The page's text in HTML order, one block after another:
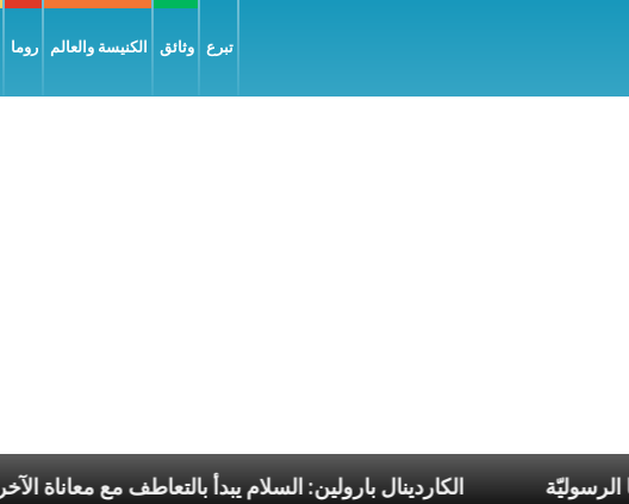
روما الكنيسة والعالم وثائق تبرع
الكاردينال بارولين: السلام يبدأ بالتعاطف البابا الرسوليّة